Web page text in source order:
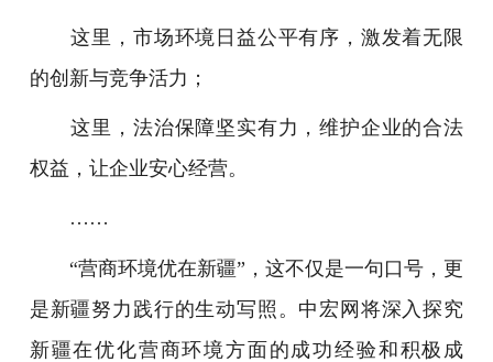
这里，市场环境日益公平有序，激发着无限
的创新与竞争活力；
这里，法治保障坚实有力，维护企业的合法
权益，让企业安心经营。
……
“营商环境优在新疆”，这不仅是一句口号，更
是新疆努力践行的生动写照。中宏网将深入探究
新疆在优化营商环境方面的成功经验和积极成